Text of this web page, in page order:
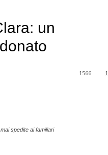
password
un
1
1566
spedite ai familiari